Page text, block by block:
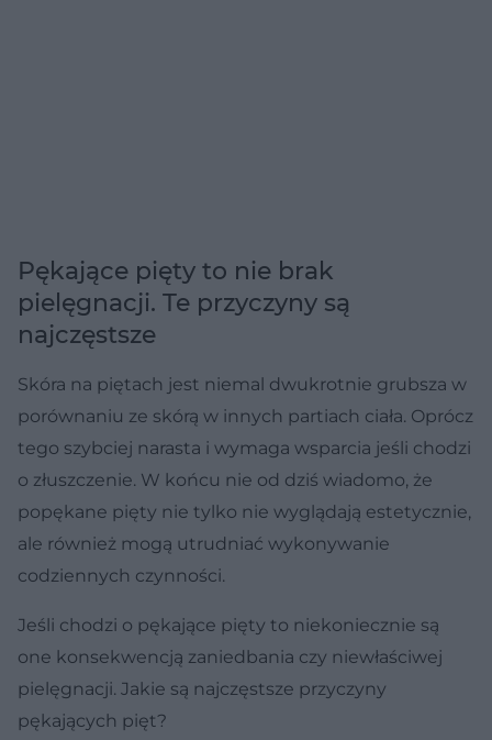
Pękające pięty to nie brak
pielęgnacji. Te przyczyny są
najczęstsze
Skóra na piętach jest niemal dwukrotnie grubsza w
porównaniu ze skórą w innych partiach ciała. Oprócz
tego szybciej narasta i wymaga wsparcia jeśli chodzi
o złuszczenie. W końcu nie od dziś wiadomo, że
popękane pięty nie tylko nie wyglądają estetycznie,
ale również mogą utrudniać wykonywanie
codziennych czynności.
Jeśli chodzi o pękające pięty to niekoniecznie są
one konsekwencją zaniedbania czy niewłaściwej
pielęgnacji. Jakie są najczęstsze przyczyny
pękających pięt?